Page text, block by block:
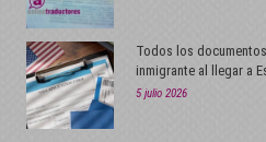
Todos los
inmigrante al llegar a
5 julio 2026